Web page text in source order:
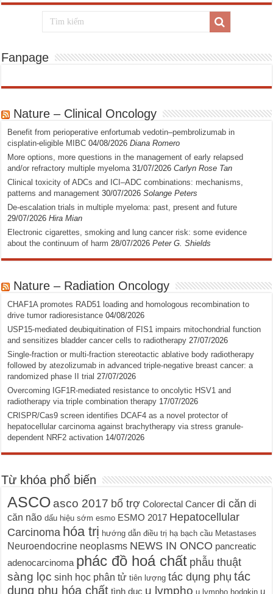
Fanpage
Nature – Clinical Oncology
Benefit from perioperative enfortumab vedotin–pembrolizumab in
cisplatin-eligible MIBC 04/08/2026 Diana Romero
More options, more questions in the management of early relapsed
and/or refractory multiple myeloma 31/07/2026 Carlyn Rose Tan
Clinical toxicity of ADCs and ICI–ADC combinations: mechanisms,
patterns and management 30/07/2026 Solange Peters
De-escalation trials in multiple myeloma: past, present and future
29/07/2026 Hira Mian
Electronic cigarettes, smoking and lung cancer risk: some evidence
about the continuum of harm 28/07/2026 Peter G. Shields
Nature – Radiation Oncology
CHAF1A promotes RAD51 loading and homologous recombination to
drive tumor radioresistance 04/08/2026
USP15-mediated deubiquitination of FIS1 impairs mitochondrial function
and sensitizes bladder cancer cells to radiotherapy 27/07/2026
Single-fraction or multi-fraction stereotactic ablative body radiotherapy
followed by atezolizumab in advanced triple-negative breast cancer: a
randomized phase II trial 27/07/2026
Overcoming IGF1R-mediated resistance to oncolytic HSV1 and
radiotherapy via triple combination therapy 17/07/2026
CRISPR/Cas9 screen identifies DCAF4 as a novel protector of
hepatocellular carcinoma against brachytherapy via stress granule-
dependent NRF2 activation 14/07/2026
Từ khóa phổ biến
ASCO asco 2017 bổ trợ Colorectal Cancer di căn di
căn não dấu hiệu sớm esmo ESMO 2017 Hepatocellular
Carcinoma hóa trị hướng dẫn điều trị hạ bạch cầu Metastases
Neuroendocrine neoplasms NEWS IN ONCO pancreatic
adenocarcinoma phác đồ hoá chất phẫu thuật
sàng lọc sinh học phân tử tiên lượng tác dụng phụ tác
dụng phụ hóa chất tình dục u lympho u lympho hodgkin u